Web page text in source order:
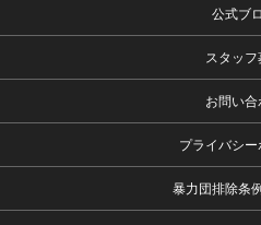
公式ブ
スタッ
お問い合
プライバシー
暴力団排除条